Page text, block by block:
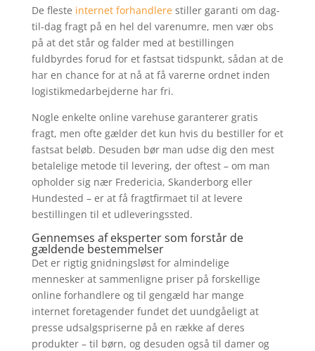
De fleste internet forhandlerestiller garanti om dag-
til-dag fragt på en hel del varenumre, men vær obs
på at det står og falder med at bestillingen
fuldbyrdes forud for et fastsat tidspunkt, sådan at de
har en chance for at nå at få varerne ordnet inden
logistikmedarbejderne har fri.
Nogle enkelte online varehuse garanterer gratis
fragt, men ofte gælder det kun hvis du bestiller for et
fastsat beløb. Desuden bør man udse dig den mest
betalelige metode til levering, der oftest – om man
opholder sig nær Fredericia, Skanderborg eller
Hundested – er at få fragtfirmaet til at levere
bestillingen til et udleveringssted.
Gennemses af eksperter som forstår de
gældende bestemmelser
Det er rigtig gnidningsløst for almindelige
mennesker at sammenligne priser på forskellige
online forhandlere og til gengæld har mange
internet foretagender fundet det uundgåeligt at
presse udsalgspriserne på en række af deres
produkter – til børn, og desuden også til damer og